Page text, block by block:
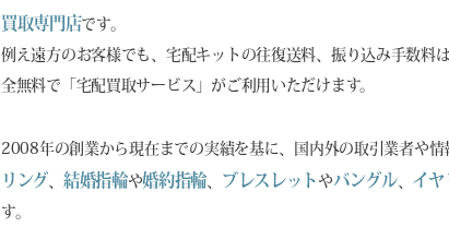
買取専門店です。
例え遠方のお客様でも、宅配キットの往復送料、振り込み手数料
全無料で「宅配買取サービス」がご利用いただけます。
2008年の創業から現在までの実績を基に、国内外の取引業者や
リング
結婚指輪や婚約指輪 ブレスレット やバングル、 イヤ
す。